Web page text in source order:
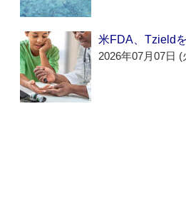
米FDA、Tzield
2026年07月07日 (